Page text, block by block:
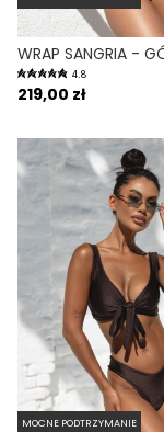
4.8
219,00 zł
MOCNE PODTRZYMANIE